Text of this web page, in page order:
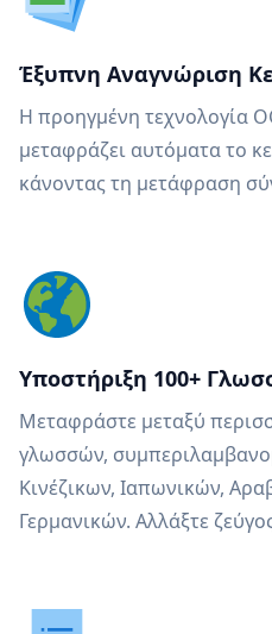
Έξυπνη Αναγνώριση
Η προηγμένη τεχνολογία
μεταφράζει αυτόματα το
κάνοντας τη μετάφραση
Υποστήριξη 100+
Μεταφράστε μεταξύ
γλωσσών,
Κινέζικων, Ιαπωνικών,
Γερμανικών. Αλλάξτε